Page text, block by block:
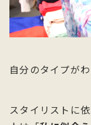
自分のタイプがわ
スタイリストに